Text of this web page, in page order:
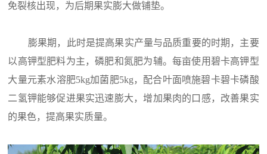
免裂核出现，为后期果实膨大做铺垫。
膨果期，此时是提高果实产量与品质重要的时期，主要
以高钾型肥料为主，磷肥和氮肥为辅。每亩使用碧卡高钾型
大量元素水溶肥5kg加菌肥5kg，配合叶面喷施碧卡碧卡磷酸
二氢钾能够促进果实迅速膨大，增加果肉的口感，改善果实
的果色，提高果实质量。